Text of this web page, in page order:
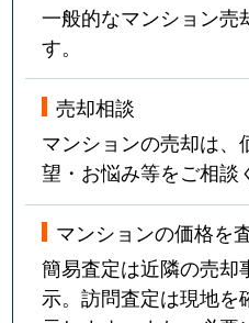
一般的なマンション売
す。
売却相談
マンションの売却は
望・お悩み等をご相談
マンションの価格を
簡易査定は近隣の売却
示。訪問査定は現地を